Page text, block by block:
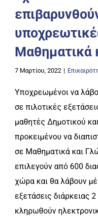
Μαθηματικά
7 Μαρτίου, 2022 |
Υποχρεωμένοι να
σε πιλοτικές
μαθητές Δημοτικού
προκειμένου να
σε Μαθηματικά και
επιλεγούν από 600
χώρα και θα λάβουν
εξετάσεις διάρκειας
κληρωθούν